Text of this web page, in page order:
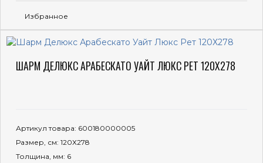
Избранное
ШАРМ ДЕЛЮКС АРАБЕСКАТО УАЙТ ЛЮКС РЕТ 120Х278
Артикул товара: 600180000005
Размер, см: 120Х278
Толщина, мм: 6